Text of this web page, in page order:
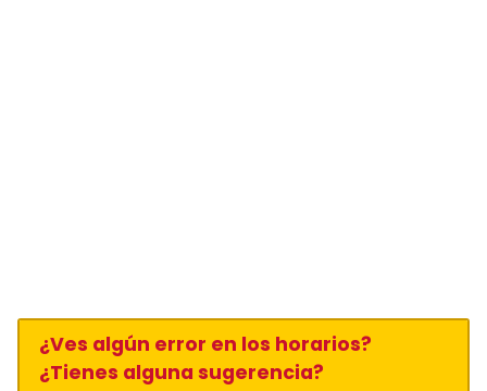
¿Ves algún error en los horarios?
¿Tienes alguna sugerencia?